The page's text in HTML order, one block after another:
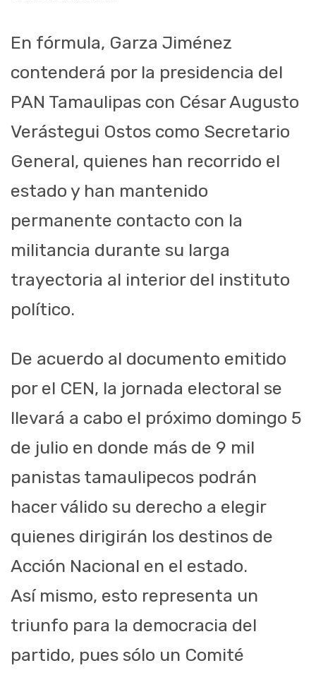
En fórmula, Garza Jiménez
contenderá por la presidencia del
PAN Tamaulipas con César Augusto
Verástegui Ostos como Secretario
General, quienes han recorrido el
estado y han mantenido
permanente contacto con la
militancia durante su larga
trayectoria al interior del instituto
político.
De acuerdo al documento emitido
por el CEN, la jornada electoral se
llevará a cabo el próximo domingo 5
de julio en donde más de 9 mil
panistas tamaulipecos podrán
hacer válido su derecho a elegir
quienes dirigirán los destinos de
Acción Nacional en el estado.
Así mismo, esto representa un
triunfo para la democracia del
partido, pues sólo un Comité